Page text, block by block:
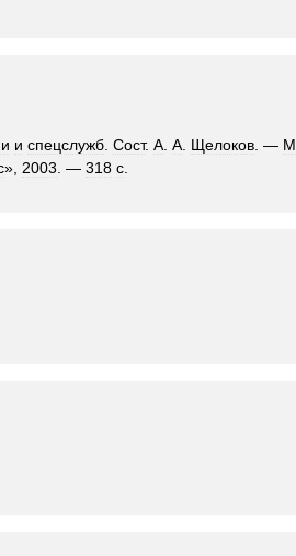
и спецслужб Сост. А А Щелоков . — М
», 2003 . — 318 с